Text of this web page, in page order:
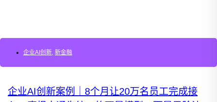
企业AI创新, 新金融
企业AI创新案例｜8个月让20万名员工完成接